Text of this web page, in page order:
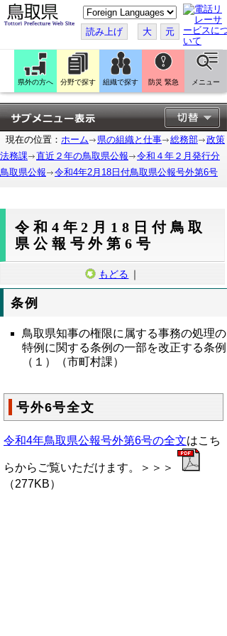
こ
の
ペ
ー
ジ
翻
訳
す
る
読み上げ 大 元
県外の方へ 分野で探す 組織で探す 防災 緊急 メニュー
現在の位置： ホーム 県の組織と仕事 総務部
政策
法務課
直近２年の鳥取県公報
令和４年２月発行分
鳥取県公報
令和4年2月18日付鳥取県公報号外第6号
令和4年2月18日付鳥取
県公報号外第6号
もどる ｜
条例
鳥取県知事の権限に属する事務の処理の
特例に関する条例の一部を改正する条例
（１）（市町村課）
号外6号全文
令和4年鳥取県公報号外第6号の全文はこち
らからご覧いただけます。＞＞＞
（277KB）